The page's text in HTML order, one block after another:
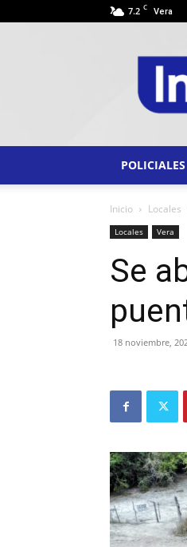
7.2 C Vera
POLICIALES
Inicio Locales
Locales Vera
Se
18 noviembre,